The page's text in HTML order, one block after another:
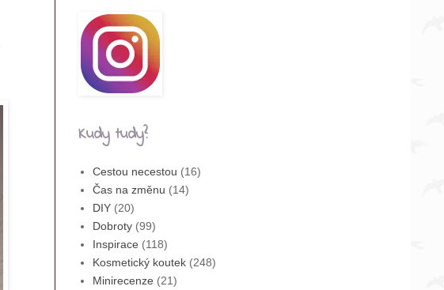
Kudy tudy?
Cestou necestou (16)
Čas na změnu (14)
DIY (20)
Dobroty (99)
Inspirace (118)
Kosmetický koutek (248)
Minirecenze (21)